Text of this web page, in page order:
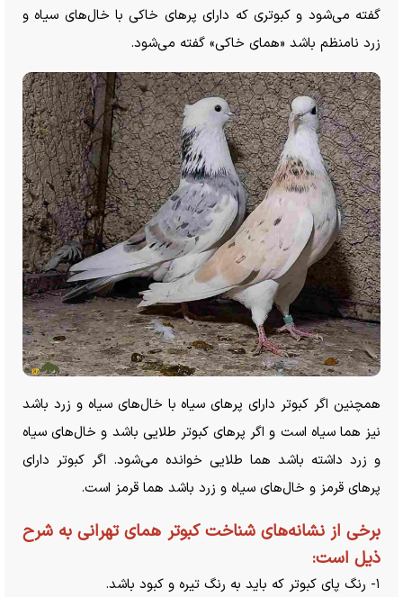
گفته می‌شود و کبوتری که دارای پر‌های خاکی با خال‌های سیاه و
زرد نامنظم باشد «همای خاکی» گفته می‌شود.
همچنین اگر کبوتر دارای پر‌های سیاه با خال‌های سیاه و زرد باشد
نیز هما سیاه است و اگر پر‌های کبوتر طلایی باشد و خال‌های سیاه
و زرد داشته باشد هما طلایی خوانده می‌شود. اگر کبوتر دارای
پر‌های قرمز و خال‌های سیاه و زرد باشد هما قرمز است.
برخی از نشانه‌های شناخت کبوتر همای تهرانی به شرح
ذیل است:
۱- رنگ پای کبوتر که باید به رنگ تیره و کبود باشد.